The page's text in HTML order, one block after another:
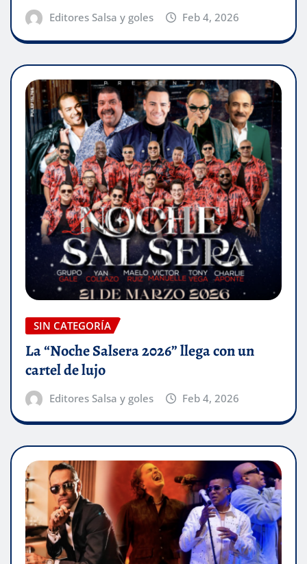
Editores Salsa y goles Feb 4, 2026
SIN CATEGORÍA
La “Noche Salsera 2026” llega con un
cartel de lujo
Editores Salsa y goles Feb 4, 2026